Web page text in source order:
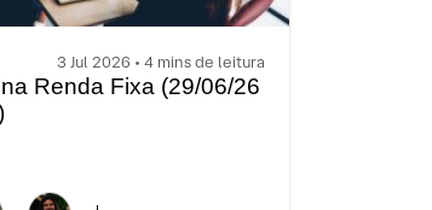
3 Jul 2026 • 4 mins de leitura
Renda Fixa (29/06/26